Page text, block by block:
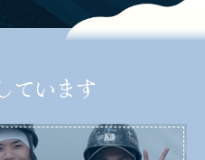
ています